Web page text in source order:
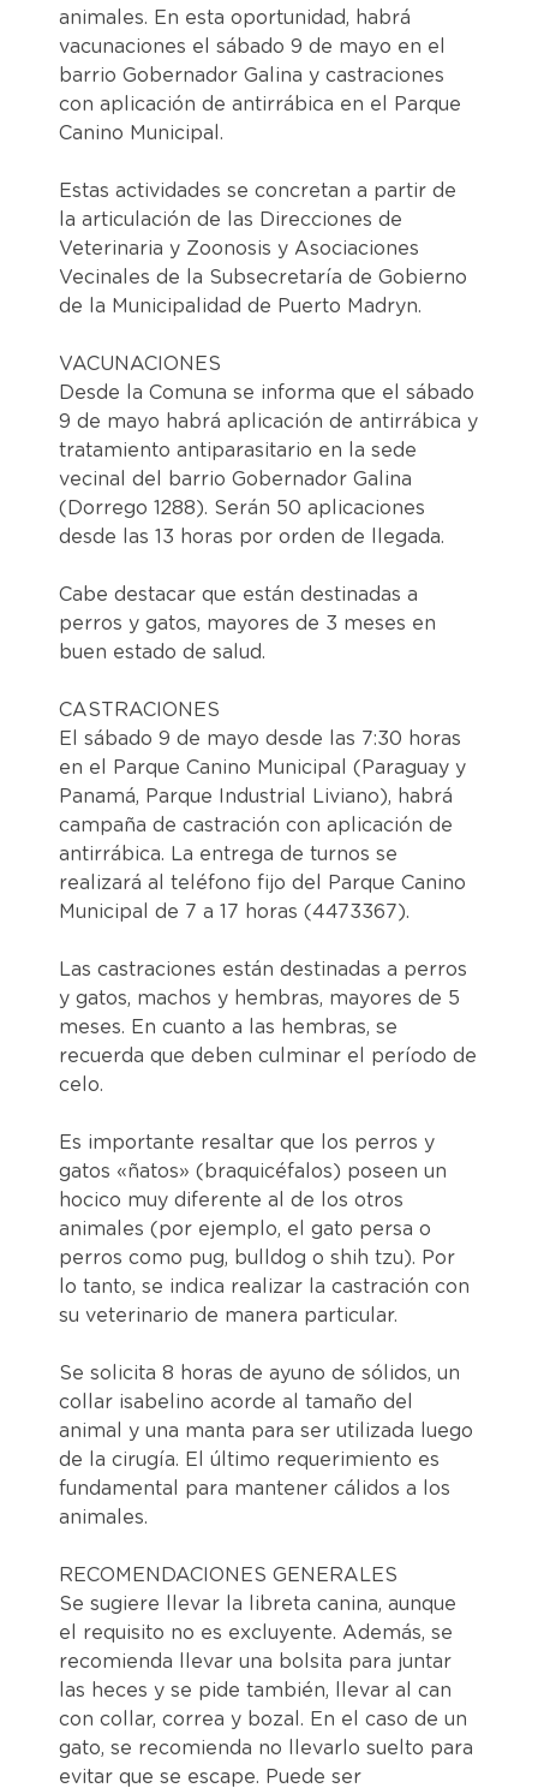
animales. En esta oportunidad, habrá
vacunaciones el sábado 9 de mayo en el
barrio Gobernador Galina y castraciones
con aplicación de antirrábica en el Parque
Canino Municipal.
Estas actividades se concretan a partir de
la articulación de las Direcciones de
Veterinaria y Zoonosis y Asociaciones
Vecinales de la Subsecretaría de Gobierno
de la Municipalidad de Puerto Madryn.
VACUNACIONES
Desde la Comuna se informa que el sábado
9 de mayo habrá aplicación de antirrábica y
tratamiento antiparasitario en la sede
vecinal del barrio Gobernador Galina
(Dorrego 1288). Serán 50 aplicaciones
desde las 13 horas por orden de llegada.
Cabe destacar que están destinadas a
perros y gatos, mayores de 3 meses en
buen estado de salud.
CASTRACIONES
El sábado 9 de mayo desde las 7:30 horas
en el Parque Canino Municipal (Paraguay y
Panamá, Parque Industrial Liviano), habrá
campaña de castración con aplicación de
antirrábica. La entrega de turnos se
realizará al teléfono fijo del Parque Canino
Municipal de 7 a 17 horas (4473367).
Las castraciones están destinadas a perros
y gatos, machos y hembras, mayores de 5
meses. En cuanto a las hembras, se
recuerda que deben culminar el período de
celo.
Es importante resaltar que los perros y
gatos «ñatos» (braquicéfalos) poseen un
hocico muy diferente al de los otros
animales (por ejemplo, el gato persa o
perros como pug, bulldog o shih tzu). Por
lo tanto, se indica realizar la castración con
su veterinario de manera particular.
Se solicita 8 horas de ayuno de sólidos, un
collar isabelino acorde al tamaño del
animal y una manta para ser utilizada luego
de la cirugía. El último requerimiento es
fundamental para mantener cálidos a los
animales.
RECOMENDACIONES GENERALES
Se sugiere llevar la libreta canina, aunque
el requisito no es excluyente. Además, se
recomienda llevar una bolsita para juntar
las heces y se pide también, llevar al can
con collar, correa y bozal. En el caso de un
gato, se recomienda no llevarlo suelto para
evitar que se escape. Puede ser